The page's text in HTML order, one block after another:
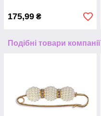
175,99 ₴
Подібні товари компанії